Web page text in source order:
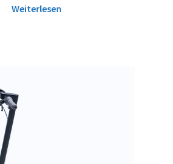
Weiterlesen